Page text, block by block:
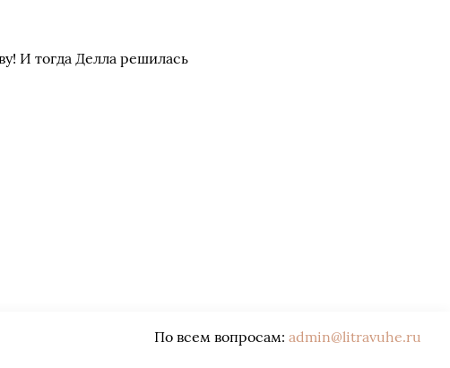
И тогда Делла решилась
По всем вопросам: admin@litravuhe.ru